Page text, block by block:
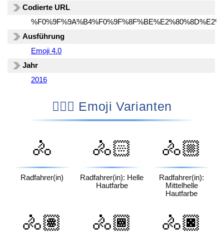
Codierte URL
Ausführung
Emoji 4.0
Jahr
2016
🚴🏾‍♀️ Emoji Varianten
🚴
Radfahrer(in)
🚴🏻
Radfahrer(in): Helle
Hautfarbe
🚴🏼
Radfahrer(in):
Mittelhelle
Hautfarbe
🚴🏽 🚴🏾 🚴🏿